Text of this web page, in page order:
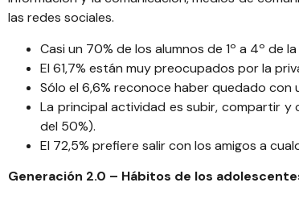
las redes sociales.
Casi un 70% de los alumnos de 1º a 4º de
El 61,7% están muy preocupados por la
Sólo el 6,6% reconoce haber quedado
La principal actividad es subir, compartir y
del 50%).
El 72,5% prefiere salir con los amigos a
Generación 2.0 – Hábitos de los